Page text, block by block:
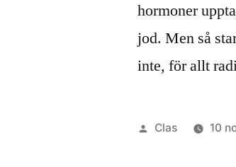
hormoner
jod. Men så
inte, för allt
Publicerat
Clas 10